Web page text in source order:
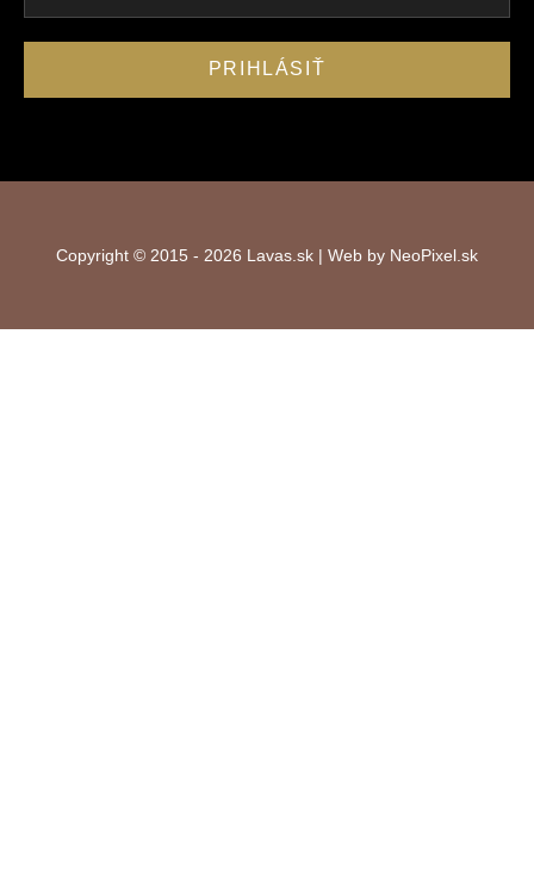
PRIHLÁSIŤ
Copyright © 2015 - 2026 Lavas.sk | Web by NeoPixel.sk